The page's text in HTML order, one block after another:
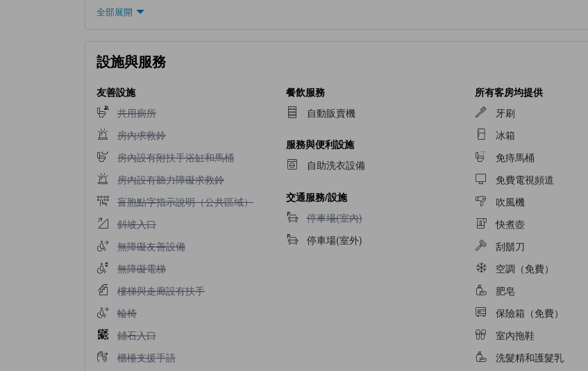
全部展開
設施與服務
友善設施
不提供共用廁所
共用廁所
不提供房內求救鈴
房內求救鈴
不提供房內設有附扶手浴缸和馬桶
房內設有附扶手浴缸和馬桶
不提供房內設有聽力障礙求救鈴
房內設有聽力障礙求救鈴
不提供盲胞點字指示說明（公共區域）
盲胞點字指示說明（公共區域）
不提供斜坡入口
斜坡入口
不提供無障礙友善設備
無障礙友善設備
不提供無障礙電梯
無障礙電梯
不提供樓梯與走廊設有扶手
樓梯與走廊設有扶手
不提供輪椅
輪椅
不提供鋪石入口
鋪石入口
不提供櫃檯支援手語
櫃檯支援手語
餐飲服務
自動販賣機
服務與便利設施
自助洗衣設備
交通服務/設施
不提供停車場(室內)
停車場(室內)
停車場(室外)
所有客房均提供
牙刷
冰箱
免痔馬桶
免費電視頻道
吹風機
快煮壺
刮鬍刀
空調（免費）
肥皂
保險箱（免費）
室內拖鞋
洗髮精和護髮乳